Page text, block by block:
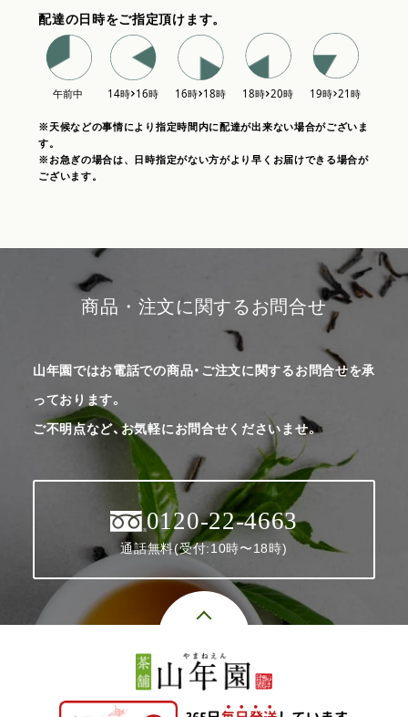
配達の日時をご指定頂けます。
※天候などの事情により指定時間内に配達が出来ない場合がございま
す。
※お急ぎの場合は、日時指定がない方がより早くお届けできる場合が
ございます。
商品・注文に関するお問合せ
山年園ではお電話での商品・ご注文に関するお問合せを承
っております。
ご不明点など、お気軽にお問合せくださいませ。
0120-22-4663
通話無料(受付:10時〜18時)